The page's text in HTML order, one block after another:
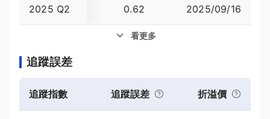
2025 Q2 0.62 1.43
2025/09/16
看更多
追蹤誤差
追蹤指數 追蹤誤差 折溢價